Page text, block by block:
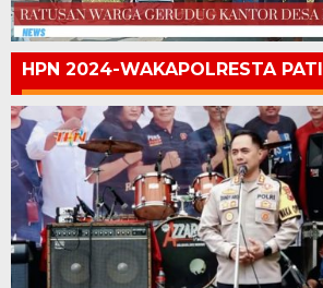
HPN 2024-WAKAPOLRESTA PATI